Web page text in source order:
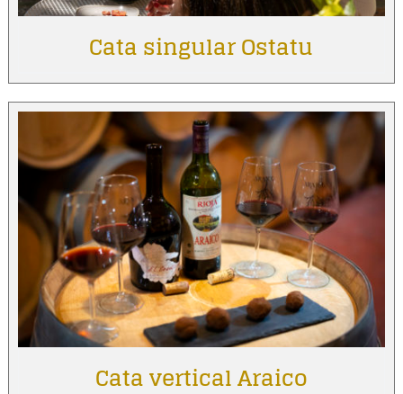
Cata singular Ostatu
Cata vertical Araico